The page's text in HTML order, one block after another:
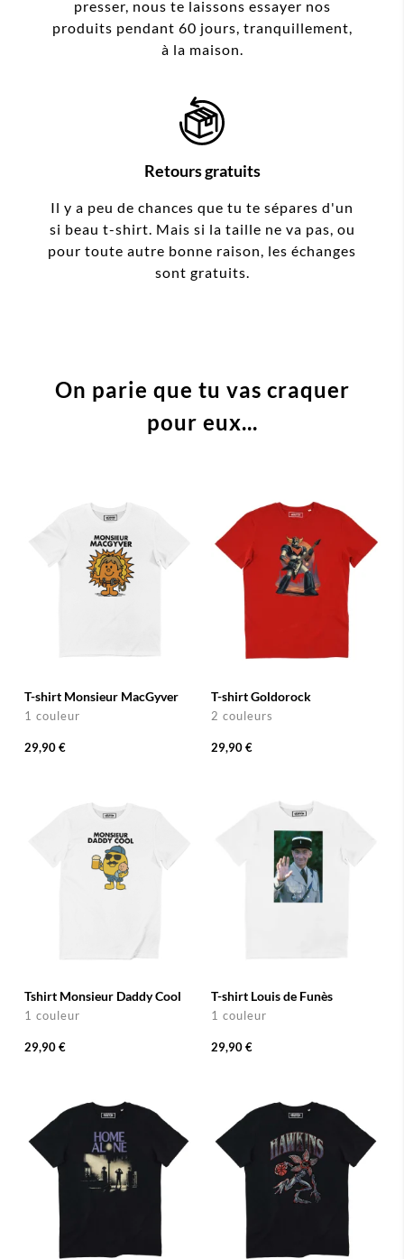
presser, nous te laissons essayer nos
produits pendant 60 jours, tranquillement,
à la maison.
Retours gratuits
Il y a peu de chances que tu te sépares d'un
si beau t-shirt. Mais si la taille ne va pas, ou
pour toute autre bonne raison, les échanges
sont gratuits.
On parie que tu vas craquer
pour eux...
T-shirt Monsieur MacGyver
1 couleur
29,90 €
T-shirt Goldorock
2 couleurs
29,90 €
Tshirt Monsieur Daddy Cool
1 couleur
29,90 €
T-shirt Louis de Funès
1 couleur
29,90 €